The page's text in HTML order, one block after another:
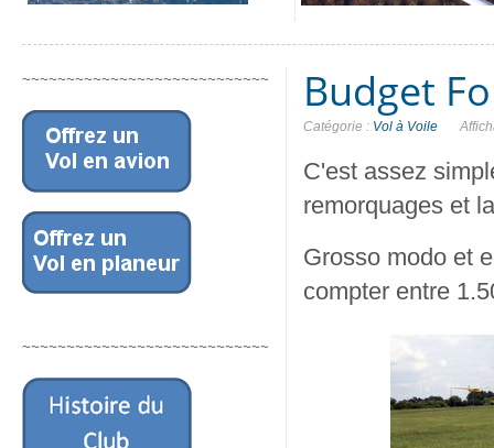
Budget
Catégorie : Vol à Voile
C'est assez
remorquages et
Grosso modo et
compter entre
~~~~~~~~~~~~~~~~~~~~~~~~~~~~
~~~~~~~~~~~~~~~~~~~~~~~~~~~~